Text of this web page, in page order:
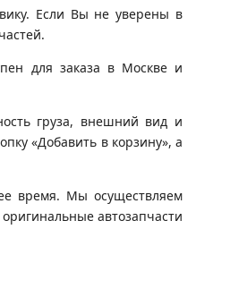
Если Вы не уверены в
для заказа в Москве и
груза, внешний вид и
«Добавить в корзину», а
время. Мы осуществляем
автозапчасти